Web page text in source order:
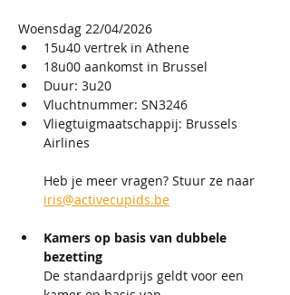
Woensdag 22/04/2026
15u40 vertrek in Athene
18u00 aankomst in Brussel
Duur: 3u20
Vluchtnummer: SN3246
Vliegtuigmaatschappij: Brussels
Airlines
Heb je meer vragen? Stuur ze naar
iris@activecupids.be
Kamers op basis van dubbele
bezetting
De standaardprijs geldt voor een